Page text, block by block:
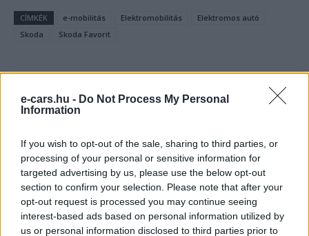
e-cars.hu - Do Not Process My Personal
Information
If you wish to opt-out of the sale, sharing to third parties, or
processing of your personal or sensitive information for
targeted advertising by us, please use the below opt-out
section to confirm your selection. Please note that after your
opt-out request is processed you may continue seeing
interest-based ads based on personal information utilized by
us or personal information disclosed to third parties prior to
CÍMKÉK e-mobilitás Elektromobilitás
Elektromos autó
Skoda
Skoda Favorit